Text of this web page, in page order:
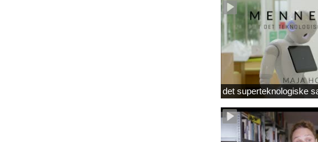
det superteknologiske